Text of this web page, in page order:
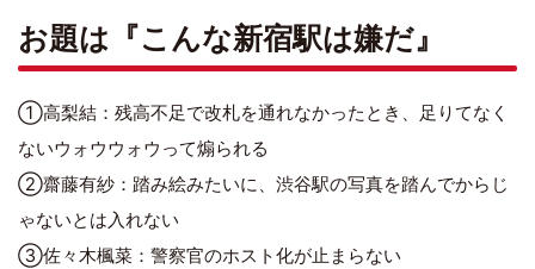
お題は『こんな新宿駅は嫌だ』
①高梨結：残高不足で改札を通れなかったとき、足りてなく
ないウォウウォウって煽られる
②齋藤有紗：踏み絵みたいに、渋谷駅の写真を踏んでからじ
ゃないとは入れない
③佐々木楓菜：警察官のホスト化が止まらない